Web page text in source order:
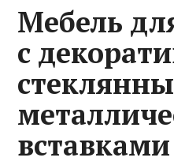
Мебель
с
вставками